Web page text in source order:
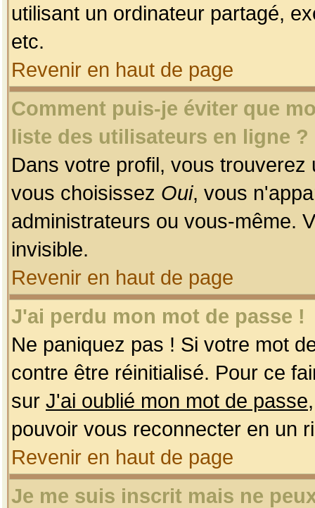
utilisant un ordinateur partagé,
etc.
Revenir en haut de page
Comment puis-je éviter que
liste des utilisateurs en ligne ?
Dans votre profil, vous
vous choisissez Oui, vous
administrateurs ou vous-même.
invisible.
Revenir en haut de page
J'ai perdu mon mot de passe !
Ne paniquez pas ! Si votre mot
contre être réinitialisé. Pour ce
sur J'ai oublié mon mot de passe
pouvoir vous reconnecter en un
Revenir en haut de page
Je me suis inscrit mais ne